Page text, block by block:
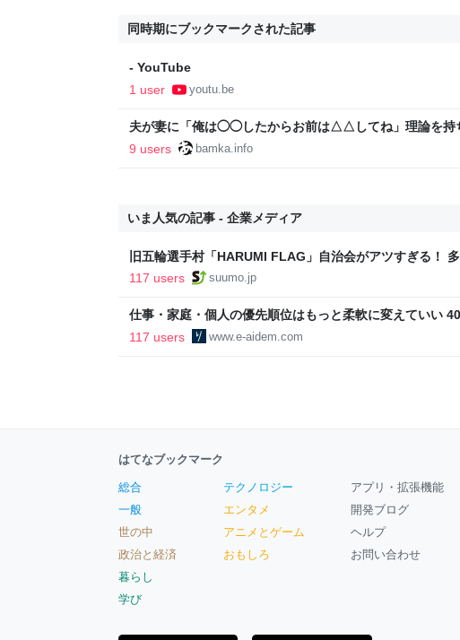
同時期にブックマークされた記事
- YouTube
1 user
youtu.be
夫が妻に「俺は◯◯したからお前は△△してね」理論を持
あなたのスイッチを押すブログ
9 users bamka.info
いま人気の記事 - 企業メディア
旧五輪選手村「HARUMI FLAG」自治会がアツすぎる！
ルで挑む、盆踊り2万人集客や交通改善など“街の価値向
117 users suumo.jp
仕事・家庭・個人の優先順位はもっと柔軟に変えていい
後の自分に伝えたいこと - りっすん by イーアイデム
117 users www.e-aidem.com
はてなブックマーク
総合
一般
世の中
政治と経済
暮らし
学び
テクノロジー
エンタメ
アニメとゲーム
おもしろ
アプリ・拡張機能
開発ブログ
ヘルプ
お問い合わせ